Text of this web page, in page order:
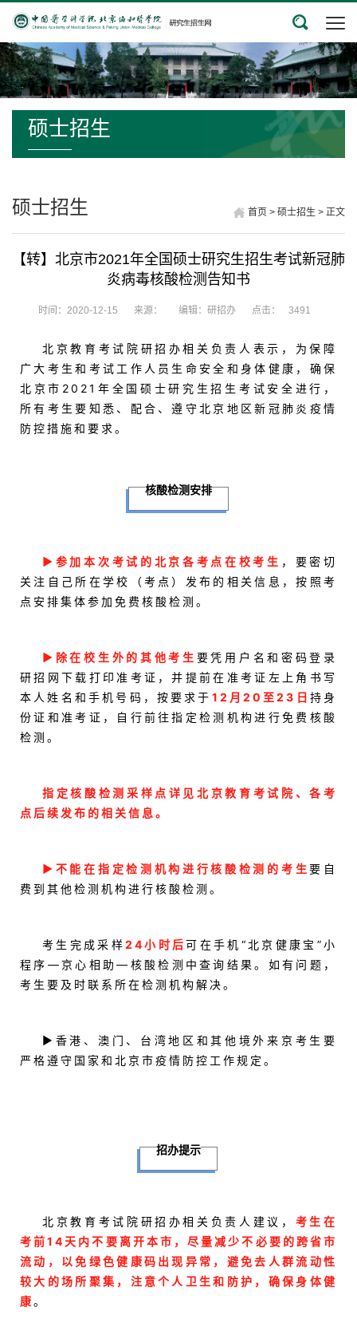
硕士招生
硕士招生 首页 > 硕士招生 > 正文
【转】北京市2021年全国硕士研究生招生考试新冠肺
炎病毒核酸检测告知书
时间：2020-12-15 来源： 编辑：研招办 点击： 3491
北京教育考试院研招办相关负责人表示，为保障
广大考生和考试工作人员生命安全和身体健康，确保
北京市2021年全国硕士研究生招生考试安全进行，
所有考生要知悉、配合、遵守北京地区新冠肺炎疫情
防控措施和要求。
核酸检测安排
▶参加本次考试的北京各考点在校考生 ，要密切
关注自己所在学校（考点）发布的相关信息，按照考
点安排集体参加免费核酸检测。
▶除在校生外的其他考生 要凭用户名和密码登录
研招网下载打印准考证，并提前在准考证左上角书写
本人姓名和手机号码，按要求于 12月20至23日 持身
份证和准考证，自行前往指定检测机构进行免费核酸
检测。
指定核酸检测采样点详见北京教育考试院、各考
点后续发布的相关信息。
▶不能在指定检测机构进行核酸检测的考生要自
费到其他检测机构进行核酸检测。
考生完成采样24小时后可在手机“北京健康宝”小
程序—京心相助—核酸检测中查询结果。如有问题，
考生要及时联系所在检测机构解决。
▶香港、澳门、台湾地区和其他境外来京考生要
严格遵守国家和北京市疫情防控工作规定。
招办提示
北京教育考试院研招办相关负责人建议， 考生在
考前14天内不要离开本市，尽量减少不必要的跨省市
流动，以免绿色健康码出现异常，避免去人群流动性
较大的场所聚集，注意个人卫生和防护，确保身体健
康。